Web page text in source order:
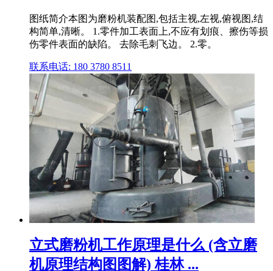
图纸简介本图为磨粉机装配图,包括主视,左视,俯视图,结
构简单,清晰。 1.零件加工表面上,不应有划痕、擦伤等损
伤零件表面的缺陷。 去除毛刺飞边。 2.零。
联系电话: 180 3780 8511
立式磨粉机工作原理是什么 (含立磨
机原理结构图图解) 桂林 ...